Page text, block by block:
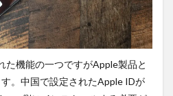
た機能の一つですがApple製品と
。中国で設定されたApple IDが